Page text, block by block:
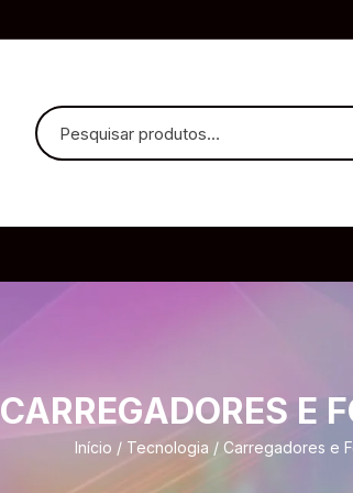
CARREGADORES E
Início / Tecnologia / Carregadores e